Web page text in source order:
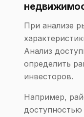
При анализе
Анализ
определить
инвесторов.
Например,